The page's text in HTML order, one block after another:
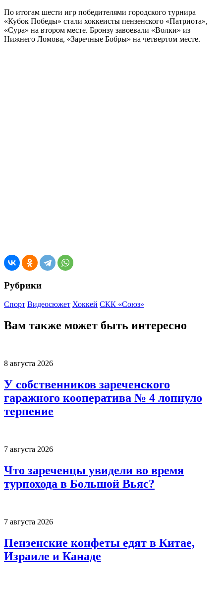
По итогам шести игр победителями городского турнира
«Кубок Победы» стали хоккеисты пензенского «Патриота»,
«Сура» на втором месте. Бронзу завоевали «Волки» из
Нижнего Ломова, «Заречные Бобры» на четвертом месте.
Рубрики
Спорт Видеосюжет Хоккей СКК «Союз»
Вам также может быть интересно
8 августа 2026
У собственников зареченского
гаражного кооператива № 4 лопнуло
терпение
7 августа 2026
Что зареченцы увидели во время
турпохода в Большой Вьяс?
7 августа 2026
Пензенские конфеты едят в Китае,
Израиле и Канаде